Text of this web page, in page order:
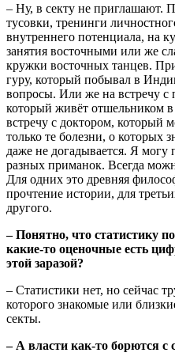
– Ну, в секту не приглашают.
тусовки, тренинги
внутреннего потенциала, на
занятия восточными или же
кружки восточных танцев.
гуру, который побывал в
вопросы. Или же на встречу с
который живёт отшельником
встречу с доктором, который
только те болезни, о которых
даже не догадывается. Я могу
разных приманок. Всегда
Для одних это древняя
прочтение истории, для
другого.
– Понятно, что статистику
какие-то оценочные есть
этой заразой?
– Статистики нет, но сейчас
которого знакомые или
секты.
– А власти как-то борются с